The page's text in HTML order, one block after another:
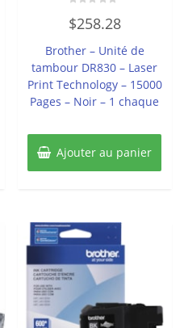
0
sur
$258.28
Brother – Unité de
tambour DR830 – Laser
Print Technology – 15000
Pages – Noir – 1 chaque
Ajouter au panier